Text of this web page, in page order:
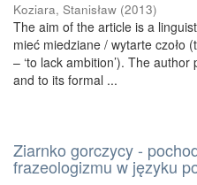
Koziara, Stanisław (2013)
The aim of the article is a
mieć miedziane / wytarte czoło
– ‘to lack ambition’). The
and to its formal ...
Ziarnko gorczycy -
frazeologizmu w języku